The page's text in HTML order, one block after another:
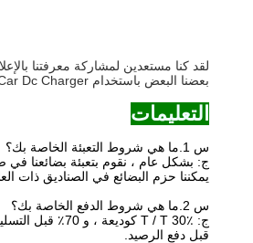
بعضنا البعض باستخدام Car Dc Charger و Charge Battery Fast و AC To Dc Converter ، نرحب بالعملاء الجدد والقدامى من جميع مناحي الحياة للاتصال بنا من أجل علاقات تجارية مستقبلية وتحقيق النجاح المتبادل!
التعليمات
س 1.ما هي شروط التعبئة الخاصة بك؟
ج: بشكل عام ، نقوم بتعبئة بضائعنا في
يمكننا حزم البضائع في الصناديق ذات
س 2.ما هي شروط الدفع الخاصة بك؟
ج: T / T 30٪ كوديعة ، و 70٪ قبل التسليم.سنعرض لك صور المنتجات والحزم
قبل دفع الرصيد.